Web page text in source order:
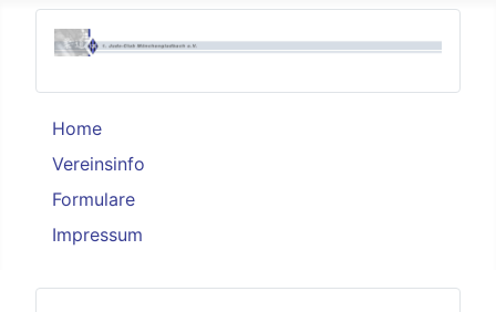
Home
Vereinsinfo
Formulare
Impressum